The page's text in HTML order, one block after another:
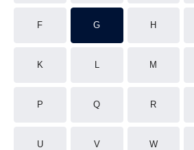
F G H
K L M
P Q R
U V W